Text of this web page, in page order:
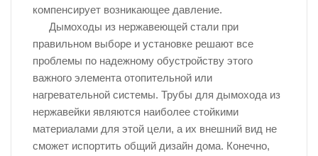
компенсирует возникающее давление.
Дымоходы из нержавеющей стали при
правильном выборе и установке решают все
проблемы по надежному обустройству этого
важного элемента отопительной или
нагревательной системы. Трубы для дымохода из
нержавейки являются наиболее стойкими
материалами для этой цели, а их внешний вид не
сможет испортить общий дизайн дома. Конечно,